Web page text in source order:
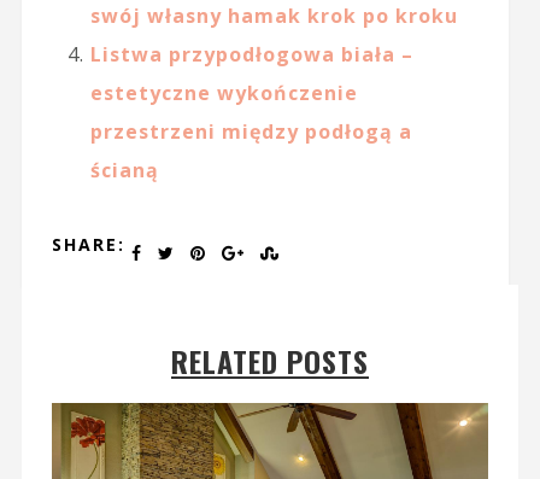
swój własny hamak krok po kroku
Listwa przypodłogowa biała –
estetyczne wykończenie
przestrzeni między podłogą a
ścianą
SHARE:
RELATED POSTS